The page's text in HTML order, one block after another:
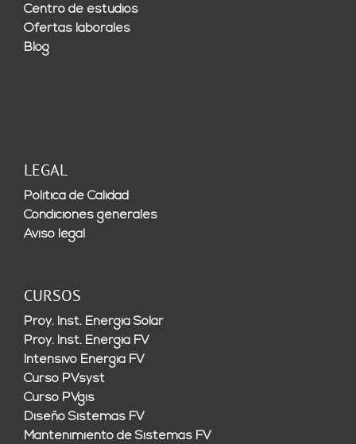
Centro de estudios
Ofertas laborales
Blog
LEGAL
Política de Calidad
Condiciones generales
Aviso legal
CURSOS
Proy. Inst. Energía Solar
Proy. Inst. Energía FV
Intensivo Energía FV
Curso PVsyst
Curso PVgis
Diseño Sistemas FV
Mantenimiento de Sistemas FV